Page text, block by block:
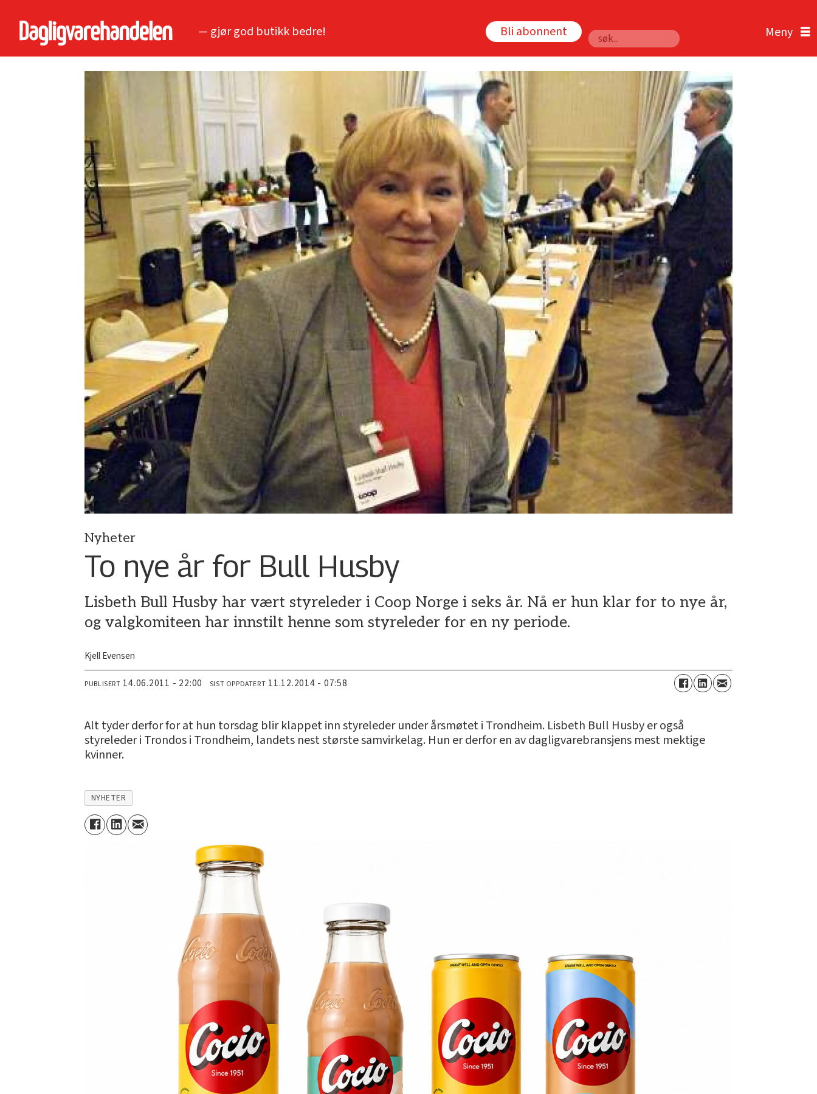
— gjør god butikk bedre! Bli abonnent
Søk
Nyheter
To nye år for Bull Husby
Lisbeth Bull Husby har vært styreleder i Coop Norge i seks år. Nå er hun klar for to nye år,
og valgkomiteen har innstilt henne som styreleder for en ny periode.
Kjell Evensen
PUBLISERT 14.06.2011 - 22:00 SIST OPPDATERT 11.12.2014 - 07:58
Alt tyder derfor for at hun torsdag blir klappet inn styreleder under årsmøtet i Trondheim. Lisbeth Bull Husby er også
styreleder i Trondos i Trondheim, landets nest største samvirkelag. Hun er derfor en av dagligvarebransjens mest mektige
kvinner.
NYHETER